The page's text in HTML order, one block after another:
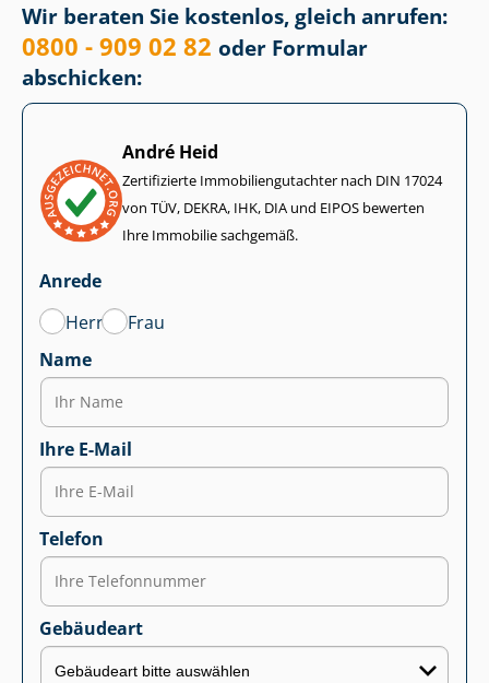
Wir beraten Sie kostenlos, gleich anrufen:
0800 - 909 02 82 oder Formular
abschicken:
André Heid
Zertifizierte Im­mo­bi­li­en­gut­ach­ter nach DIN 17024
von TÜV, DEKRA, IHK, DIA und EIPOS bewerten
Ihre Immobilie sachgemäß.
Anrede
Herr
Frau
Name
Ihre E-Mail
Telefon
Gebäudeart